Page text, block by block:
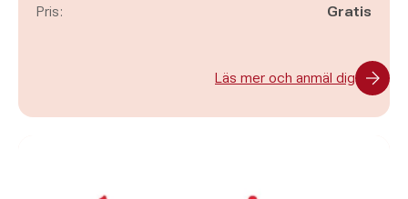
Pris: Gratis
Läs mer och anmäl dig